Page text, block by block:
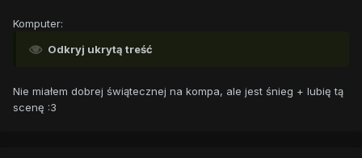
Komputer:
Odkryj ukrytą treść
Nie miałem dobrej świątecznej na kompa, ale jest śnieg + lubię tą
scenę :3